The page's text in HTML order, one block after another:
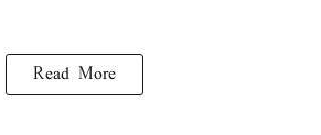
Read More